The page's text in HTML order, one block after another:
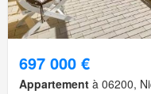
697 000 €
Appartement à 06200,